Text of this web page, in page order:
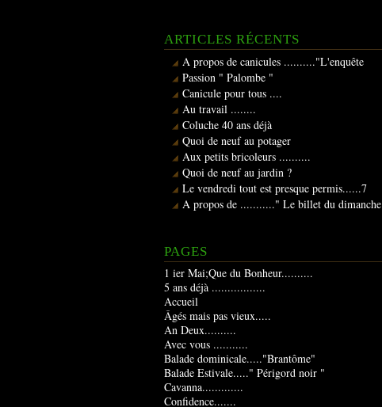
ARTICLES RÉCENTS
A propos de canicules .........."L'enquête
Passion " Palombe "
Canicule pour tous ....
Au travail ........
Coluche 40 ans déjà
Quoi de neuf au potager
Aux petits bricoleurs ..........
Quoi de neuf au jardin ?
Le vendredi tout est presque permis......7
A propos de ..........." Le billet du dimanche
PAGES
1 ier Mai;Que du Bonheur..........
5 ans déjà .................
Accueil
Âgés mais pas vieux.....
An Deux..........
Avec vous ...........
Balade dominicale....."Brantôme"
Balade Estivale....." Périgord noir "
Cavanna.............
Confidence.......